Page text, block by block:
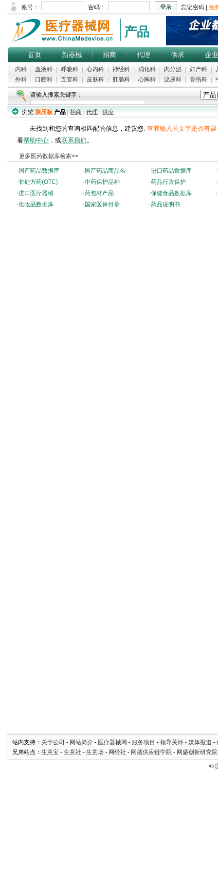
产品
首页 新器械 招商 代理 供求 企业
内科 血液科 呼吸科 心内科 神经科 消化科 内分泌 妇产科
外科
口腔科 五官科 皮肤科 肛肠科 心胸科 泌尿科 骨伤科
请输入搜素关键字：
浏览 脑压板 产品 招商 代理 供应
未找到和您的查询相匹配的信息，建议您: 查看输入的文字是否有误
看帮助中心 ，或联系我们。
更多医药数据库检索>>
· 国产药品数据库 · 国产药品商品名 ·进口药品数据库 ·
·非处方药(OTC) ·中药保护品种 ·药品行政保护 ·
·进口医疗器械 ·药包材产品 ·保健食品数据库 ·
·化妆品数据库 · 国家医保目录 ·药品说明书
站内支持： 关于公司 - 网站简介 - 医疗器械网 - 服务项目 - 领导关怀 - 媒体报道 -
兄弟站点： 生意宝 - 生意社 - 生意场 - 网经社 - 网盛供应链学院 - 网盛创新研究院
©